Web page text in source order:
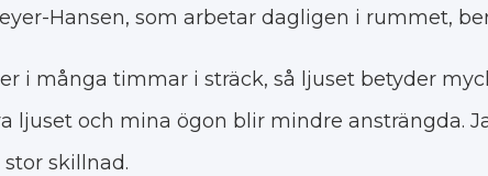
Hansen, som arbetar dagligen i rummet,
i många timmar i sträck, så ljuset betyder
ljuset och mina ögon blir mindre ansträngda.
skillnad.